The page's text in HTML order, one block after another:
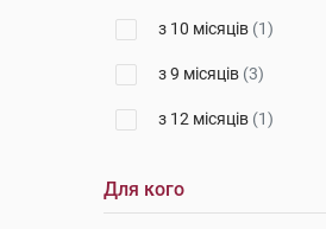
з 10 місяців (1)
з 9 місяців (3)
з 12 місяців (1)
Для кого